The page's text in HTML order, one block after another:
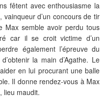
fêtent avec enthousiasme la
vainqueur d’un concours de tir
Max semble avoir perdu tous
car il se croit victime d’un
également l’épreuve du
la main d’Agathe. Le
en lui procurant une balle
Il donne rendez-vous à Max
lieu maudit.